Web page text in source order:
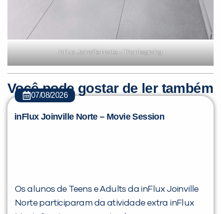
inFlux Joinville Norte – Thanksgiving
Você pode gostar de ler também
07/08/2026
inFlux Joinville Norte – Movie Session
Os alunos de Teens e Adults da inFlux Joinville
Norte participaram da atividade extra inFlux